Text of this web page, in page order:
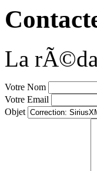
La
Votre Nom
Votre Email
Objet